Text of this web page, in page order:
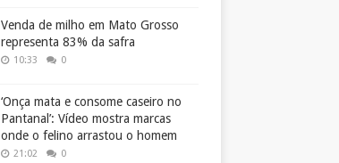
Venda de milho em Mato Grosso
representa 83% da safra
10:33 0
‘Onça mata e consome caseiro no
Pantanal’: Vídeo mostra marcas
onde o felino arrastou o homem
21:02 0